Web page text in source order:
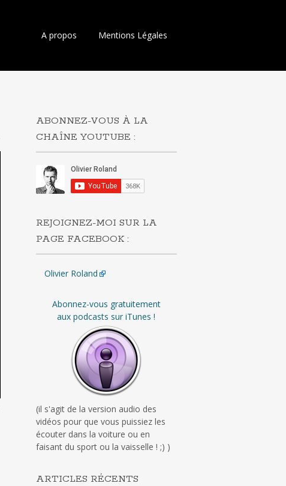
Aller
principal
A propos Mentions Légales
ABONNEZ-VOUS À LA
CHAÎNE YOUTUBE :
REJOIGNEZ-MOI SUR LA
PAGE FACEBOOK :
Olivier Roland
Abonnez-vous gratuitement
aux podcasts sur iTunes !
(il s'agit de la version audio des
vidéos pour que vous puissiez les
écouter dans la voiture ou en
faisant du sport ou la vaisselle ! ;) )
ARTICLES RÉCENTS